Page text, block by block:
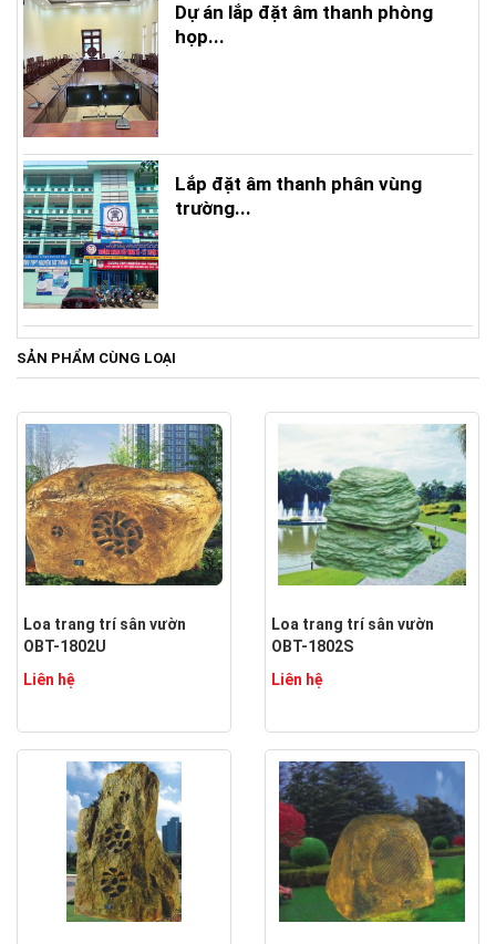
Dự án lắp đặt âm thanh phòng
họp...
Lắp đặt âm thanh phân vùng
trường...
SẢN PHẨM CÙNG LOẠI
Loa trang trí sân vườn
OBT-1802U
Liên hệ
Loa trang trí sân vườn
OBT-1802S
Liên hệ